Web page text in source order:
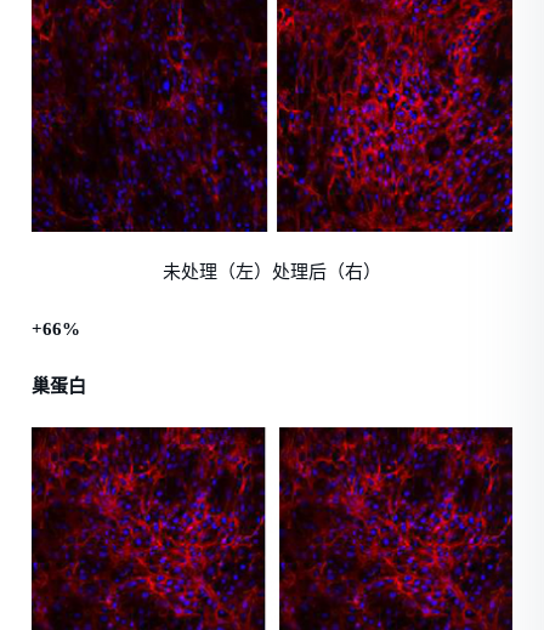
未处理（左）处理后（右）
+66%
巢蛋白